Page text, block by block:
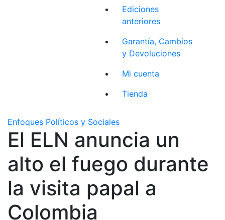
Ediciones
anteriores
Garantía, Cambios
y Devoluciones
Mi cuenta
Tienda
Enfoques Políticos y Sociales
El ELN anuncia un
alto el fuego durante
la visita papal a
Colombia